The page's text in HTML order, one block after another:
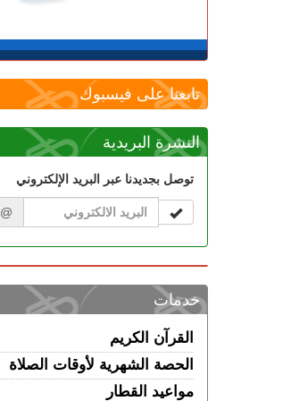
تابعنا على فيسبوك
النشرة البريدية
توصل بجديدنا عبر البريد الإلكتروني
@
خدمات
القرآن الكريم
الحصة الشهرية لأوقات الصلاة
مواعيد القطار